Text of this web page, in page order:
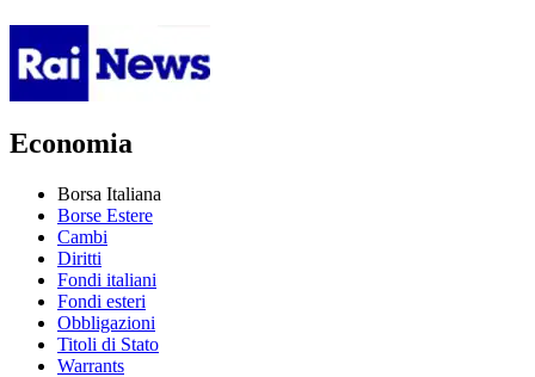
Economia
Borsa Italiana
Borse Estere
Cambi
Diritti
Fondi italiani
Fondi esteri
Obbligazioni
Titoli di Stato
Warrants